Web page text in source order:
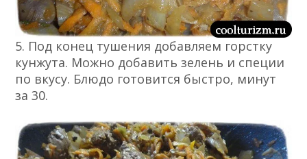
5. Под конец тушения добавляем горстку
кунжута. Можно добавить зелень и специи
по вкусу. Блюдо готовится быстро, минут
за 30.